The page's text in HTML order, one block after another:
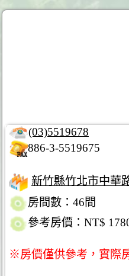
(03)5519678
886-3-5519675
新竹縣竹北市中華
房間數：46間
參考房價：NT$
※房價僅供參考，實際